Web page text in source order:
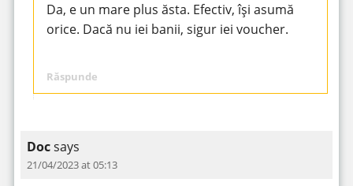
Da, e un mare plus ăsta. Efectiv, își asumă
orice. Dacă nu iei banii, sigur iei voucher.
Răspunde
Docsays
21/04/2023 at 05:13